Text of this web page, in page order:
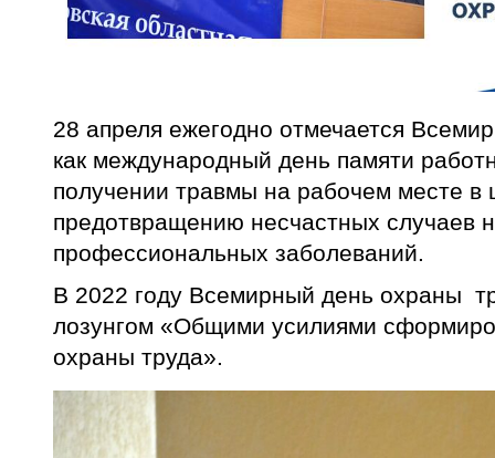
28 апреля ежегодно отмечается
как международный день памяти
получении травмы на рабочем месте в
предотвращению несчастных случаев
профессиональных заболеваний.
В 2022 году Всемирный день охраны
лозунгом «Общими усилиями
охраны труда».